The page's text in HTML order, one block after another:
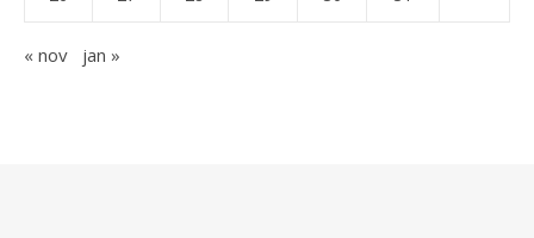
« nov jan »